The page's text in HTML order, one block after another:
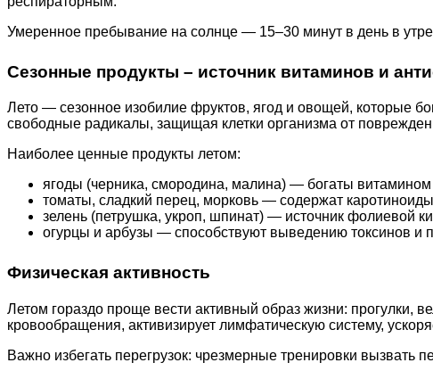
Умеренное пребывание на солнце — 15–30 минут в день в
Сезонные продукты – источник витаминов и
Лето — сезонное изобилие фруктов, ягод и овощей, которые
свободные радикалы, защищая клетки организма от
Наиболее ценные продукты летом:
ягоды (черника, смородина, малина) — богаты
томаты, сладкий перец, морковь — содержат
зелень (петрушка, укроп, шпинат) — источник фолиевой
огурцы и арбузы — способствуют выведению токсинов и
Физическая активность
Летом гораздо проще вести активный образ жизни: прогулки,
кровообращения, активизирует лимфатическую систему,
Важно избегать перегрузок: чрезмерные тренировки вызвать